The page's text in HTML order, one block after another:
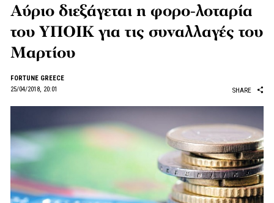
Αύριο διεξάγεται η φορο-λοταρία
του ΥΠΟΙΚ για τις συναλλαγές του
Μαρτίου
FORTUNE GREECE
25/04/2018, 20:01
SHARE